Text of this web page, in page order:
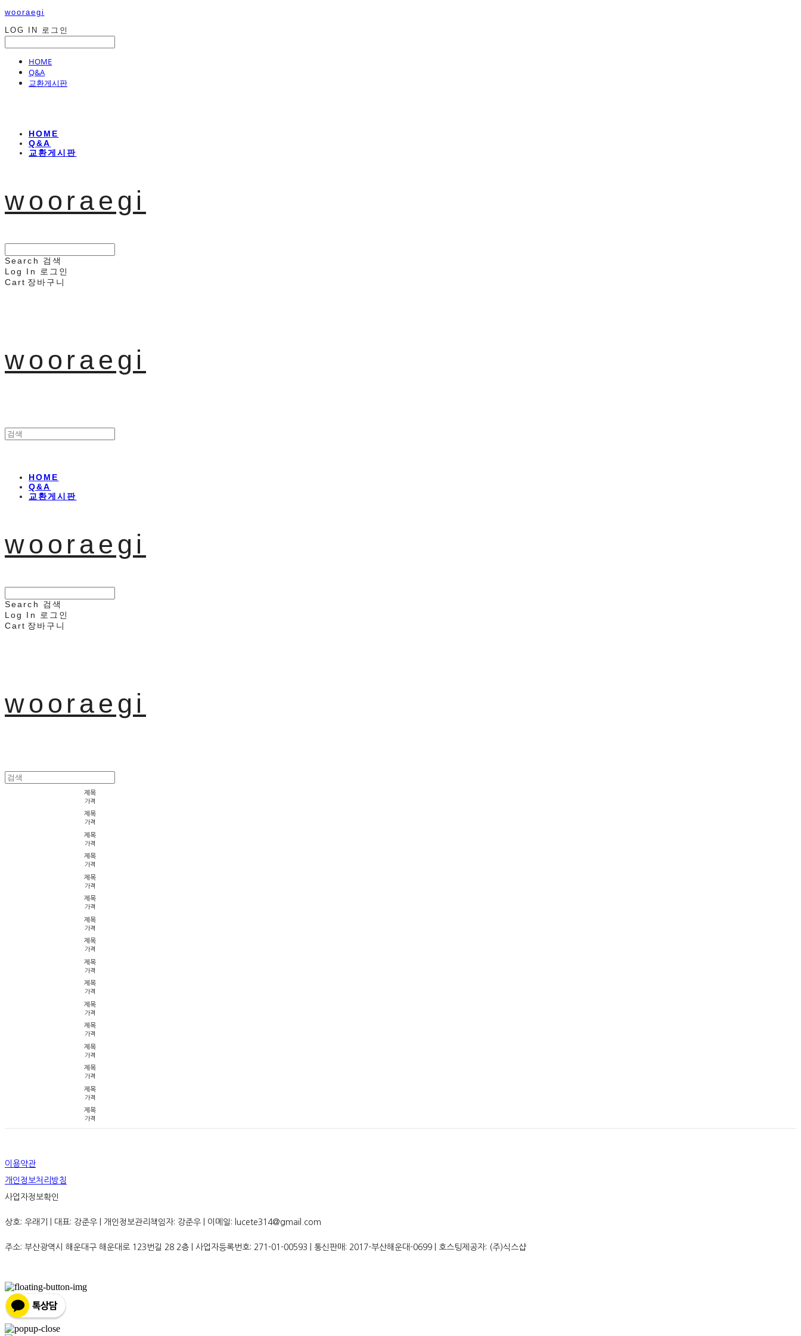
wooraegi
LOG IN
로그인
HOME
Q&A
교환게시판
HOME
Q&A
교환게시판
wooraegi
Search
검색
Log In
로그인
Cart 장바구니
wooraegi
HOME
Q&A
교환게시판
wooraegi
Search
검색
Log In
로그인
Cart 장바구니
wooraegi
제목
가격
제목
가격
제목
가격
제목
가격
제목
가격
제목
가격
제목
가격
제목
가격
제목
가격
제목
가격
제목
가격
제목
가격
제목
가격
제목
가격
제목
가격
제목
가격
이용약관
개인정보처리방침
사업자정보확인
상호: 우래기 | 대표: 강준우 | 개인정보관리책임자: 강준우 | 이메일: lucete314@gmail.com
주소: 부산광역시 해운대구 해운대로 123번길 28 2층 | 사업자등록번호: 271-01-00593 | 통신판매: 2017-부산해운대-0699 | 호스팅제공자: (주)식스샵